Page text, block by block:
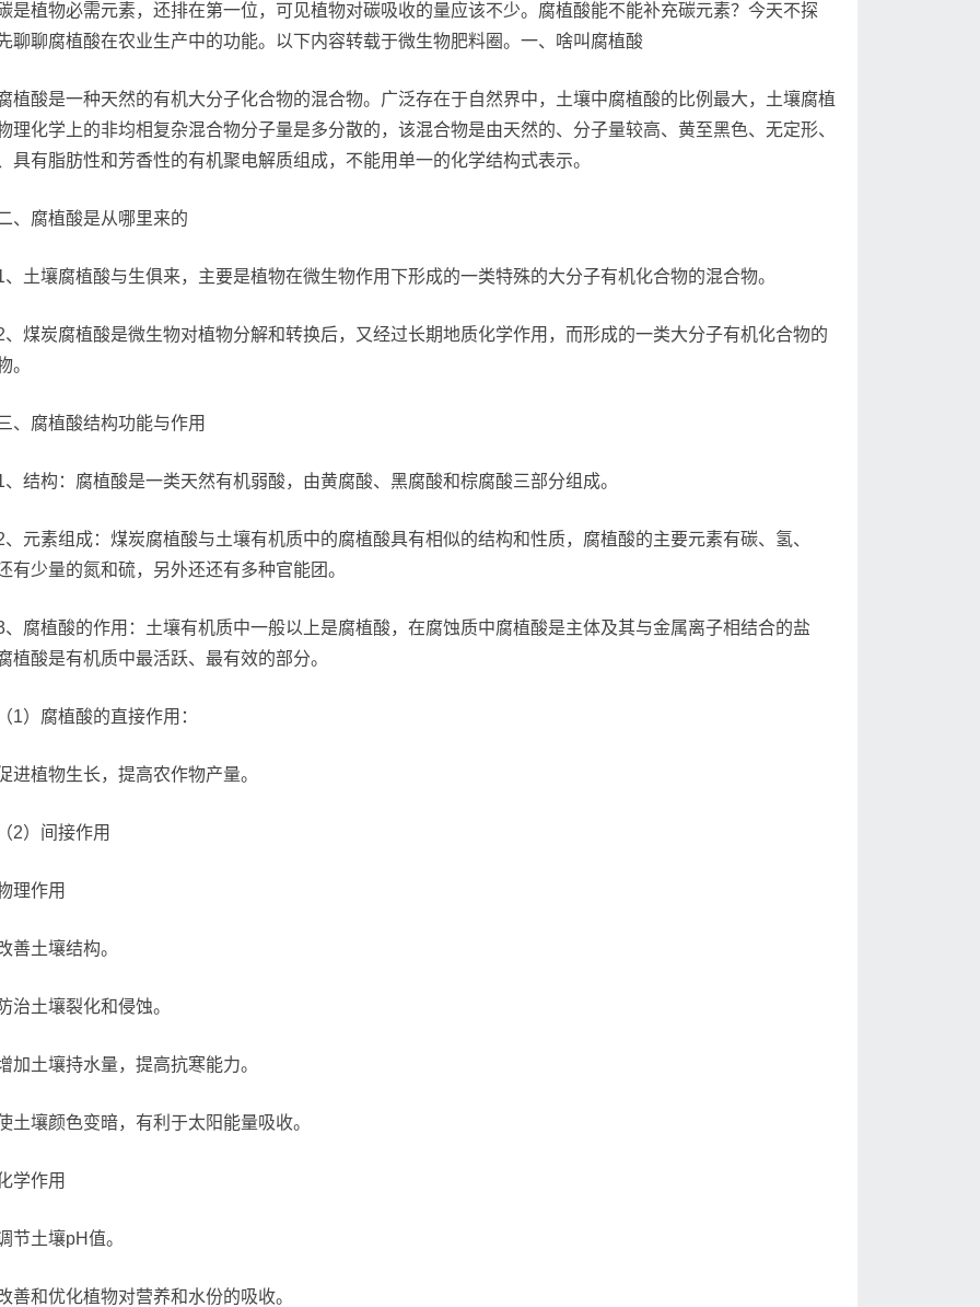
是植物必需元素，还排在第一位，可见植物对碳吸收的量应该不少。腐植酸能不能补充碳元素？今天不探
聊聊腐植酸在农业生产中的功能。以下内容转载于微生物肥料圈。一、啥叫腐植酸
植酸是一种天然的有机大分子化合物的混合物。广泛存在于自然界中，土壤中腐植酸的比例最大，土壤腐植
理化学上的非均相复杂混合物分子量是多分散的，该混合物是由天然的、分子量较高、黄至黑色、无定形、
具有脂肪性和芳香性的有机聚电解质组成，不能用单一的化学结构式表示。
、腐植酸是从哪里来的
、土壤腐植酸与生俱来，主要是植物在微生物作用下形成的一类特殊的大分子有机化合物的混合物。
、煤炭腐植酸是微生物对植物分解和转换后，又经过长期地质化学作用，而形成的一类大分子有机化合物的
。
、腐植酸结构功能与作用
、结构：腐植酸是一类天然有机弱酸，由黄腐酸、黑腐酸和棕腐酸三部分组成。
、元素组成：煤炭腐植酸与土壤有机质中的腐植酸具有相似的结构和性质，腐植酸的主要元素有碳、氢、
有少量的氮和硫，另外还还有多种官能团。
、腐植酸的作用：土壤有机质中一般以上是腐植酸，在腐蚀质中腐植酸是主体及其与金属离子相结合的盐
植酸是有机质中最活跃、最有效的部分。
1）腐植酸的直接作用：
进植物生长，提高农作物产量。
2）间接作用
理作用
善土壤结构。
治土壤裂化和侵蚀。
加土壤持水量，提高抗寒能力。
土壤颜色变暗，有利于太阳能量吸收。
学作用
节土壤pH值。
善和优化植物对营养和水份的吸收。